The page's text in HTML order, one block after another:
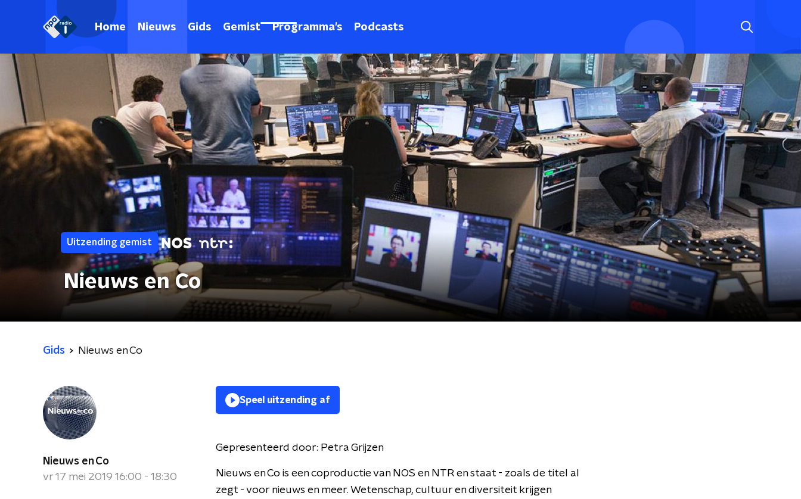
Home Nieuws Gids Gemist Programma's Podcasts
Uitzending gemist
Nieuws en Co
Gids Nieuws en Co
Nieuws en Co
vr 17 mei 2019 16:00 - 18:30
Speel uitzending af
Gepresenteerd door: Petra Grijzen
Nieuws en Co is een coproductie van NOS en NTR en staat - zoals de titel al
zegt - voor nieuws en meer. Wetenschap, cultuur en diversiteit krijgen